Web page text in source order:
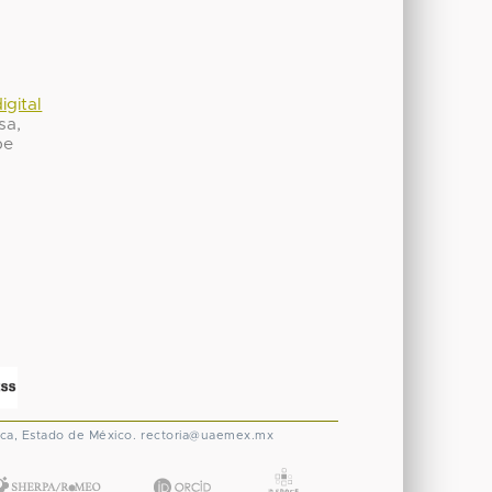
Estado de México. rectoria@uaemex.mx